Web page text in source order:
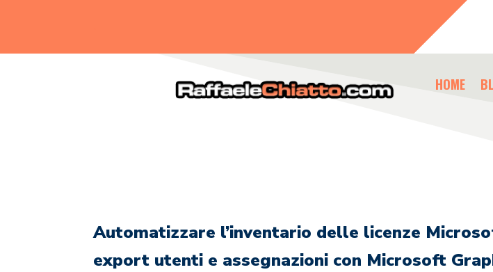
HOME
Automatizzare l’inventario delle licenze
export utenti e assegnazioni con Microsoft